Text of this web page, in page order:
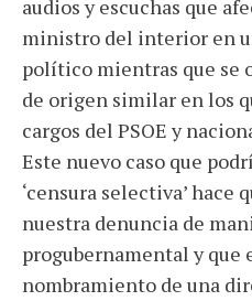
audios y escuchas que
ministro del interior en
político mientras que se
de origen similar en los
cargos del PSOE y
Este nuevo caso que
‘censura selectiva’ hace
nuestra denuncia de
progubernamental y que
nombramiento de una